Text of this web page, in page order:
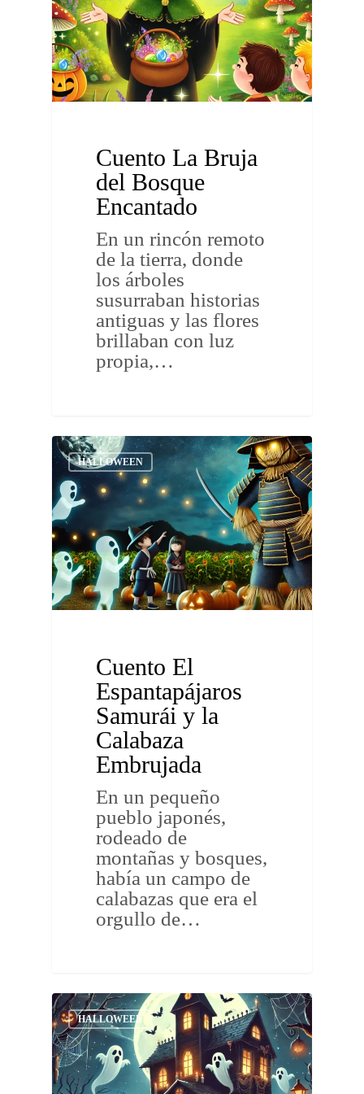
Cuento La Bruja
del Bosque
Encantado
En un rincón remoto
de la tierra, donde
los árboles
susurraban historias
antiguas y las flores
brillaban con luz
propia,…
HALLOWEEN
Cuento El
Espantapájaros
Samurái y la
Calabaza
Embrujada
En un pequeño
pueblo japonés,
rodeado de
montañas y bosques,
había un campo de
calabazas que era el
orgullo de…
HALLOWEEN